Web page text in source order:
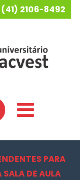
(41) 2106-8492
PARA
DE AULA